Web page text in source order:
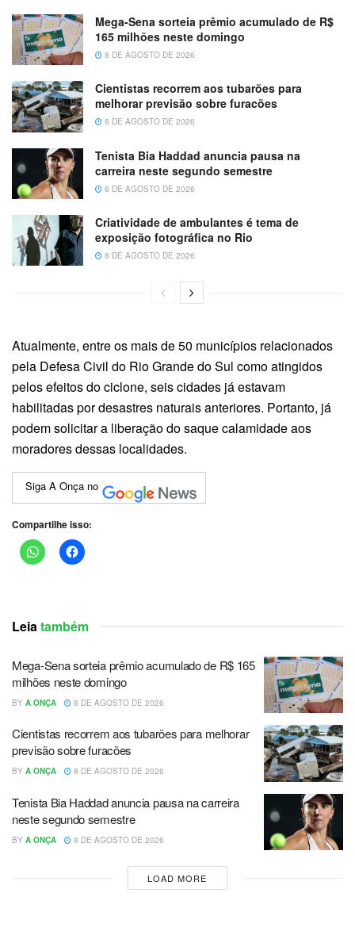
Mega-Sena sorteia prêmio acumulado de R$
165 milhões neste domingo
8 DE AGOSTO DE 2026
Cientistas recorrem aos tubarões para
melhorar previsão sobre furacões
8 DE AGOSTO DE 2026
Tenista Bia Haddad anuncia pausa na
carreira neste segundo semestre
8 DE AGOSTO DE 2026
Criatividade de ambulantes é tema de
exposição fotográfica no Rio
8 DE AGOSTO DE 2026
Atualmente, entre os mais de 50 municípios relacionados
pela Defesa Civil do Rio Grande do Sul como atingidos
pelos efeitos do ciclone, seis cidades já estavam
habilitadas por desastres naturais anteriores. Portanto, já
podem solicitar a liberação do saque calamidade aos
moradores dessas localidades.
Siga A Onça no
Compartilhe isso:
Leiatambém
Mega-Sena sorteia prêmio acumulado de R$ 165
milhões neste domingo
BY A ONÇA 8 DE AGOSTO DE 2026
Cientistas recorrem aos tubarões para melhorar
previsão sobre furacões
BY A ONÇA 8 DE AGOSTO DE 2026
Tenista Bia Haddad anuncia pausa na carreira
neste segundo semestre
BY A ONÇA 8 DE AGOSTO DE 2026
LOAD MORE